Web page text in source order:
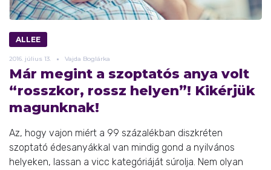
ALLEE
2016. július 13. Vajda Boglárka
Már megint a szoptatós anya volt
“rosszkor, rossz helyen”! Kikérjük
magunknak!
Az, hogy vajon miért a 99 százalékban diszkréten
szoptató édesanyákkal van mindig gond a nyilvános
helyeken, lassan a vicc kategóriáját súrolja. Nem olyan